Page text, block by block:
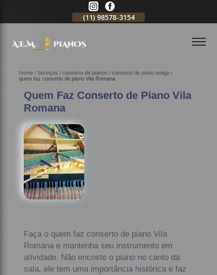
(11) 98578-3154
Home Serviços conserto de pianos
conserto de piano antigo
quem faz conserto de piano Vila Romana
Quem Faz Conserto de Piano Vila
Romana
Faça o quem faz conserto de piano Vila
Romana e mantenha seu instrumento em
atividade. Não encoste o piano no canto da
sala, ele tem uma importância histórica e faz